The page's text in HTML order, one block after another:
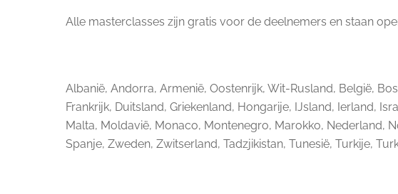
Alle masterclasses zijn gratis voor de deelnemers en staan
Albanië, Andorra, Armenië, Oostenrijk, Wit-Rusland, België,
Frankrijk, Duitsland, Griekenland, Hongarije, IJsland, Ierland,
Malta, Moldavië, Monaco, Montenegro, Marokko, Nederland,
Spanje, Zweden, Zwitserland, Tadzjikistan, Tunesië, Turkije,